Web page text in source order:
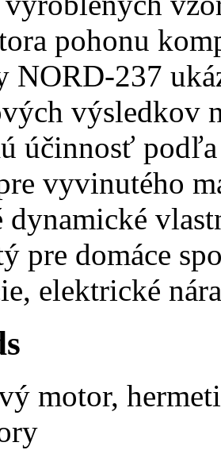
pohonu
NORD-237
výsledkov
účinnosť
vyvinutého
dynamické
pre domáce
elektrické
motor,